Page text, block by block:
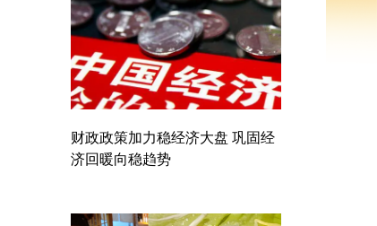
财政政策加力稳经济大盘 巩固经
济回暖向稳趋势